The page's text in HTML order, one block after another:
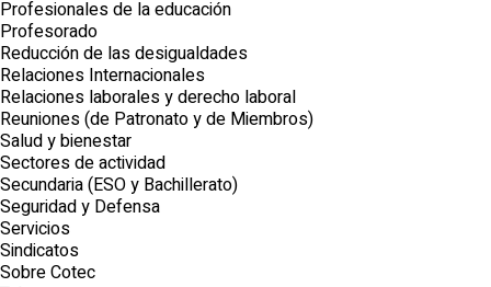
Profesionales de la educación
Profesorado
Reducción de las desigualdades
Relaciones Internacionales
Relaciones laborales y derecho laboral
Reuniones (de Patronato y de Miembros)
Salud y bienestar
Sectores de actividad
Secundaria (ESO y Bachillerato)
Seguridad y Defensa
Servicios
Sindicatos
Sobre Cotec